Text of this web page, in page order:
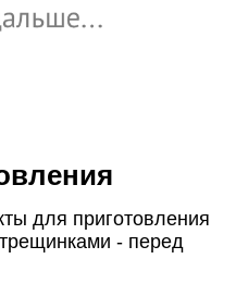
для приготовления
- перед